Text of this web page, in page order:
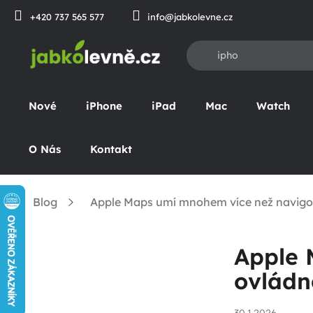
Přejít
+420 737 565 577 info@jabkolevne.cz
Nové iPhone iPad Mac Watch
O Nás Kontakt
Domů Blog Apple Maps umí mnohem více než
P
o
s
t
Apple